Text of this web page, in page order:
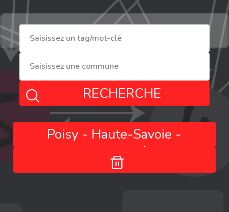
RECHERCHE
Poisy - Haute-Savoie -
Auvergne-Rhône-
Alpes - France